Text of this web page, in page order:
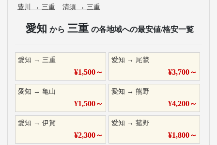
豊川
→ 三重 清須 → 三重
愛知 から 三重 の各地域への最安値/格安一覧
愛知 → 三重
¥1,500～
愛知 → 尾鷲
¥3,700～
愛知 → 亀山
¥1,500～
愛知 →熊野
¥4,200～
愛知 → 伊賀
¥2,300～
愛知 →菰野
¥1,800～